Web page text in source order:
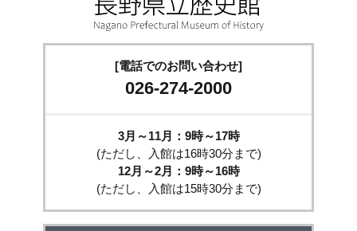
[電話でのお問い合わせ]
026-274-2000
3月～11月：9時～17時
(ただし、入館は16時30分まで)
12月～2月：9時～16時
(ただし、入館は15時30分まで)